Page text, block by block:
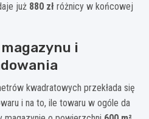
już 880 zł różnicy w końcowej
i
kwadratowych przekłada się
i na to, ile towaru w ogóle da